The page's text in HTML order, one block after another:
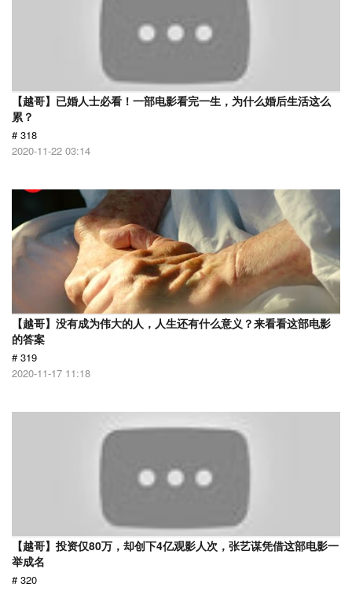
【越哥】已婚人士必看！一部电影看完一生，为什么婚后生活这么
累？
# 318
2020-11-22 03:14
【越哥】没有成为伟大的人，人生还有什么意义？来看看这部电影
的答案
# 319
2020-11-17 11:18
【越哥】投资仅80万，却创下4亿观影人次，张艺谋凭借这部电影一
举成名
# 320